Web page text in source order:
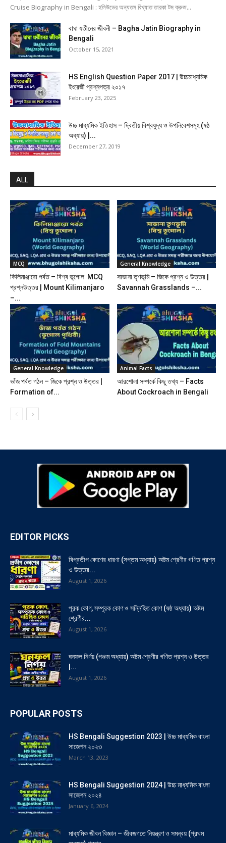
Cruise Biography in Bengali : হলিউডের অন্যতম বিখ্যাত তারকা টম ক্রুজ...
বাঘা যতীনের জীবনী – Bagha Jatin Biography in
Bengali
October 15, 2021
HS English Question Paper 2017 | উচ্চমাধ্যমিক
ইংরেজী প্রশ্নপত্র ২০১৭
February 23, 2025
উচ্চ মাধ্যমিক ইতিহাস – দ্বিতীয় বিশ্বযুদ্ধ ও উপনিবেশসমূহ (ষষ্ঠ
অধ্যায়) |...
December 27, 2019
ALL
MCQ
কিলিমাঞ্জারো পর্বত – বিশ্ব ভূগোল MCQ
প্রশ্নউত্তর | Mount Kilimanjaro
–...
General Knowledge
সাভানা তৃণভূমি – জিকে প্রশ্ন ও উত্তর |
Savannah Grasslands –...
General Knowledge
ভাঁজ পর্বত গঠন – জিকে প্রশ্ন ও উত্তর |
Formation of...
Animal Facts
আরশোলা সম্পর্কে কিছু তথ্য – Facts
About Cockroach in Bengali
EDITOR PICKS
বিপ্রতীপ কোণের ধারণা (সপ্তম অধ্যায়) অষ্টম শ্রেণীর গণিত প্রশ্ন
ও উত্তর...
August 1, 2026
পূরক কোণ, সম্পূরক কোণ ও সন্নিহিত কোণ (ষষ্ঠ অধ্যায়) অষ্টম
শ্রেণীর...
August 1, 2026
ঘনফল নির্ণয় (পঞ্চম অধ্যায়) অষ্টম শ্রেণীর গণিত প্রশ্ন ও উত্তর
|...
August 1, 2026
POPULAR POSTS
HS Bengali Suggestion 2023 | উচ্চ মাধ্যমিক বাংলা
সাজেশন ২০২৩
March 13, 2023
HS Bengali Suggestion 2024 | উচ্চ মাধ্যমিক বাংলা
সাজেশন ২০২৪
January 6, 2024
মাধ্যমিক জীবন বিজ্ঞান – জীবজগতে নিয়ন্ত্রণ ও সমন্বয় (প্রথম